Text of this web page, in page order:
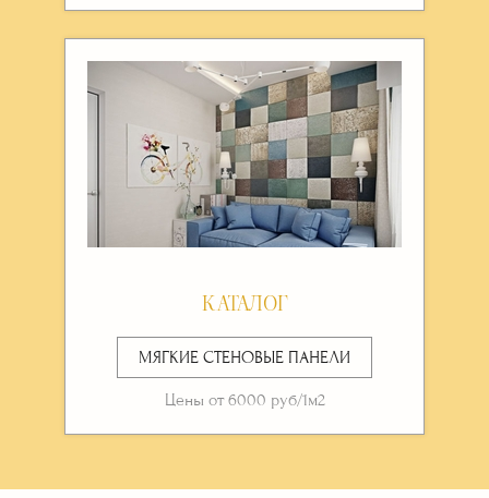
КАТАЛОГ
МЯГКИЕ СТЕНОВЫЕ ПАНЕЛИ
Цены от 6000 руб/1м2